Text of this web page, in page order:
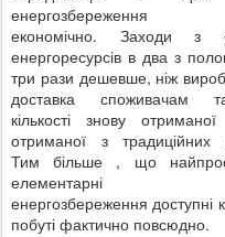
енергозбереження
економічно. Заходи з
енергоресурсів в два з
три рази дешевше, ніж
доставка споживачам
кількості знову отриманої
отриманої з традиційних
Тим більше , що
елементарні
енергозбереження доступні
побуті фактично повсюдно.